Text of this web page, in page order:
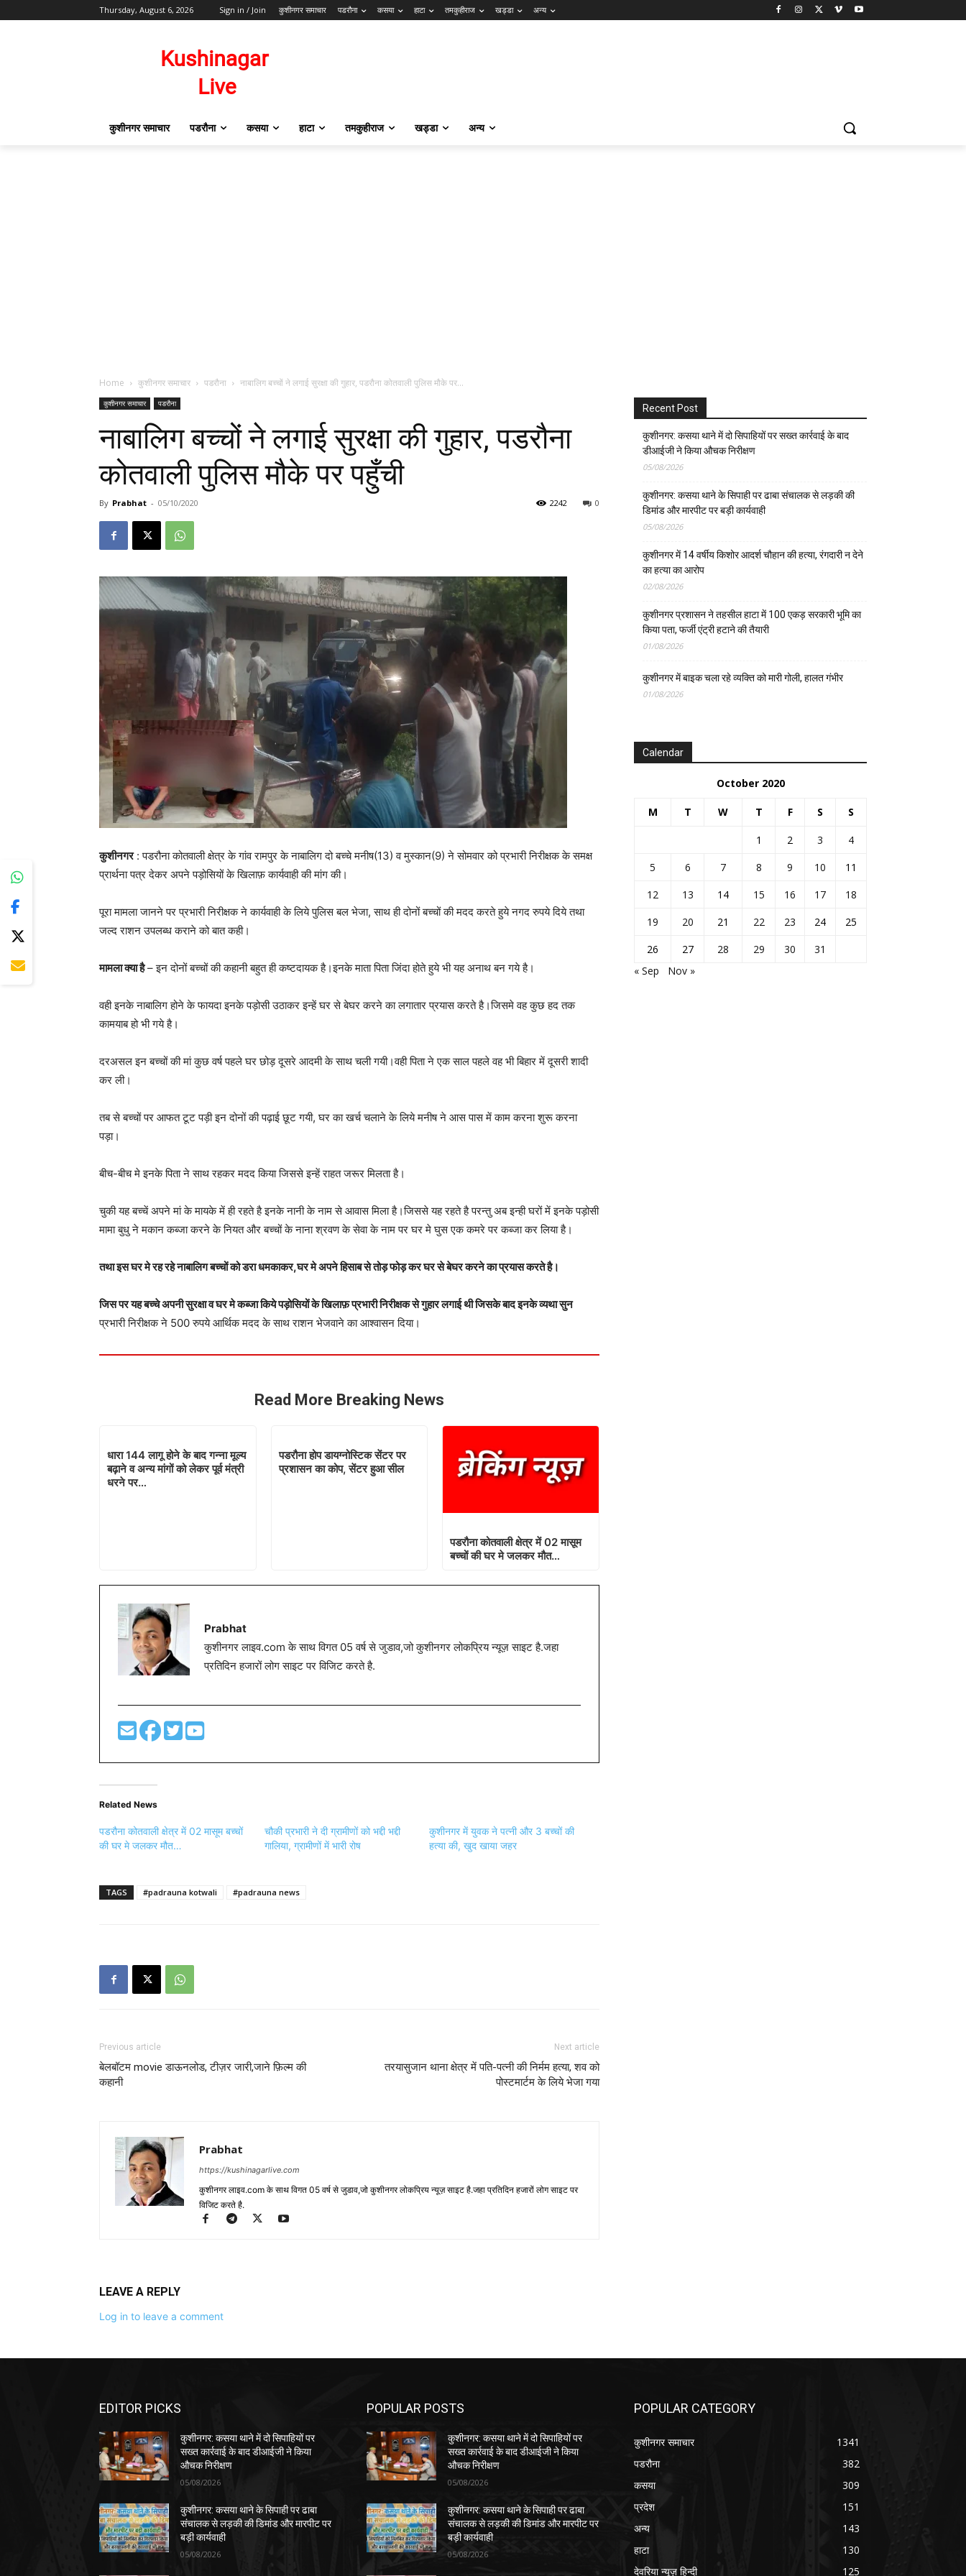
Thursday, August 6, 2026 Sign in / Join कुशीनगर समाचार पडरौना कसया हाटा तमकुहीराज खड्डा अन्य
कुशीनगर समाचार पडरौना कसया हाटा तमकुहीराज खड्डा अन्य
Home कुशीनगर समाचार पडरौना नाबालिग बच्चों ने लगाई सुरक्षा की गुहार, पडरौना कोतवाली पुलिस मौके पर...
कुशीनगर समाचार पडरौना
नाबालिग बच्चों ने लगाई सुरक्षा की गुहार, पडरौना
कोतवाली पुलिस मौके पर पहुँची
By Prabhat - 05/10/2020 0
2242
कुशीनगर: पडरौना कोतवाली क्षेत्र के गांव रामपुर के नाबालिग दो बच्चे मनीष(13) व मुस्कान(9) ने सोमवार को प्रभारी निरीक्षक के समक्ष
प्रार्थना पत्र देकर अपने पड़ोसियों के खिलाफ़ कार्यवाही की मांग की।
पूरा मामला जानने पर प्रभारी निरीक्षक ने कार्यवाही के लिये पुलिस बल भेजा, साथ ही दोनों बच्चों की मदद करते हुये नगद रुपये दिये तथा
जल्द राशन उपलब्ध कराने को बात कही।
मामला क्या है– इन दोनों बच्चों की कहानी बहुत ही कष्टदायक है।इनके माता पिता जिंदा होते हुये भी यह अनाथ बन गये है।
वही इनके नाबालिग होने के फायदा इनके पड़ोसी उठाकर इन्हें घर से बेघर करने का लगातार प्रयास करते है।जिसमे वह कुछ हद तक
कामयाब हो भी गये है।
दरअसल इन बच्चों की मां कुछ वर्ष पहले घर छोड़ दूसरे आदमी के साथ चली गयी।वही पिता ने एक साल पहले वह भी बिहार में दूसरी शादी
कर ली।
तब से बच्चों पर आफत टूट पड़ी इन दोनों की पढ़ाई छूट गयी, घर का खर्च चलाने के लिये मनीष ने आस पास में काम करना शुरू करना
पड़ा।
बीच-बीच मे इनके पिता ने साथ रहकर मदद किया जिससे इन्हें राहत जरूर मिलता है।
चुकी यह बच्चें अपने मां के मायके में ही रहते है इनके नानी के नाम से आवास मिला है।जिससे यह रहते है परन्तु अब इन्ही घरों में इनके पड़ोसी
मामा बुधु ने मकान कब्जा करने के नियत और बच्चों के नाना श्रवण के सेवा के नाम पर घर मे घुस एक कमरे पर कब्जा कर लिया है।
तथा इस घर मे रह रहे नाबालिग बच्चों को डरा धमकाकर,घर मे अपने हिसाब से तोड़ फोड़ कर घर से बेघर करने का प्रयास करते है।
जिस पर यह बच्चे अपनी सुरक्षा व घर मे कब्जा किये पड़ोसियों के खिलाफ़ प्रभारी निरीक्षक से गुहार लगाई थी जिसके बाद इनके व्यथा सुन
प्रभारी निरीक्षक ने 500 रुपये आर्थिक मदद के साथ राशन भेजवाने का आश्वासन दिया।
Read More Breaking News
धारा 144 लागू होने के बाद गन्ना मूल्य
बढ़ाने व अन्य मांगों को लेकर पूर्व मंत्री
धरने पर…
पडरौना होप डायग्नोस्टिक सेंटर पर
प्रशासन का कोप, सेंटर हुआ सील
पडरौना कोतवाली क्षेत्र में 02 मासूम
बच्चों की घर मे जलकर मौत…
Prabhat
कुशीनगर लाइव.com के साथ विगत 05 वर्ष से जुडाव,जो कुशीनगर लोकप्रिय न्यूज़ साइट है.जहा
प्रतिदिन हजारों लोग साइट पर विजिट करते है.
Related News
पडरौना कोतवाली क्षेत्र में 02 मासूम बच्चों
की घर मे जलकर मौत…
चौकी प्रभारी ने दी ग्रामीणों को भद्दी भद्दी
गालिया, ग्रामीणों में भारी रोष
कुशीनगर में युवक ने पत्नी और 3 बच्चों की
हत्या की, खुद खाया जहर
TAGS #padrauna kotwali #padrauna news
Previous article
बेलबॉटम movie डाऊनलोड, टीज़र जारी,जाने फ़िल्म की
कहानी
Next article
तरयासुजान थाना क्षेत्र में पति-पत्नी की निर्मम हत्या, शव को
पोस्टमार्टम के लिये भेजा गया
Prabhat
https://kushinagarlive.com
कुशीनगर लाइव.com के साथ विगत 05 वर्ष से जुडाव,जो कुशीनगर लोकप्रिय न्यूज़ साइट है.जहा प्रतिदिन हजारों लोग साइट पर
विजिट करते है.
LEAVE A REPLY
Log in to leave a comment
Recent Post
कुशीनगर: कसया थाने में दो सिपाहियों पर सख्त कार्रवाई के बाद
डीआईजी ने किया औचक निरीक्षण
05/08/2026
कुशीनगर: कसया थाने के सिपाही पर ढाबा संचालक से लड़की की
डिमांड और मारपीट पर बड़ी कार्यवाही
05/08/2026
कुशीनगर में 14 वर्षीय किशोर आदर्श चौहान की हत्या, रंगदारी न देने
का हत्या का आरोप
02/08/2026
कुशीनगर प्रशासन ने तहसील हाटा में 100 एकड़ सरकारी भूमि का
किया पता, फर्जी एंट्री हटाने की तैयारी
01/08/2026
कुशीनगर में बाइक चला रहे व्यक्ति को मारी गोली, हालत गंभीर
01/08/2026
Calendar
October 2020
M T W T F S S
1 2 3
4
5
6 7 8 9 10
11
12
13 14 15 16 17
18
19
20 21 22 23 24
25
26
27 28 29 30
31
« Sep
Nov »
EDITOR PICKS
कुशीनगर: कसया थाने में दो सिपाहियों पर
सख्त कार्रवाई के बाद डीआईजी ने किया
औचक निरीक्षण
05/08/2026
कुशीनगर: कसया थाने के सिपाही पर ढाबा
संचालक से लड़की की डिमांड और मारपीट पर
बड़ी कार्यवाही
05/08/2026
POPULAR POSTS
कुशीनगर: कसया थाने में दो सिपाहियों पर
सख्त कार्रवाई के बाद डीआईजी ने किया
औचक निरीक्षण
05/08/2026
कुशीनगर: कसया थाने के सिपाही पर ढाबा
संचालक से लड़की की डिमांड और मारपीट पर
बड़ी कार्यवाही
05/08/2026
POPULAR CATEGORY
कुशीनगर समाचार
1341
पडरौना
382
कसया
309
प्रदेश
151
अन्य
143
हाटा
130
देवरिया न्यूज़ हिन्दी
125